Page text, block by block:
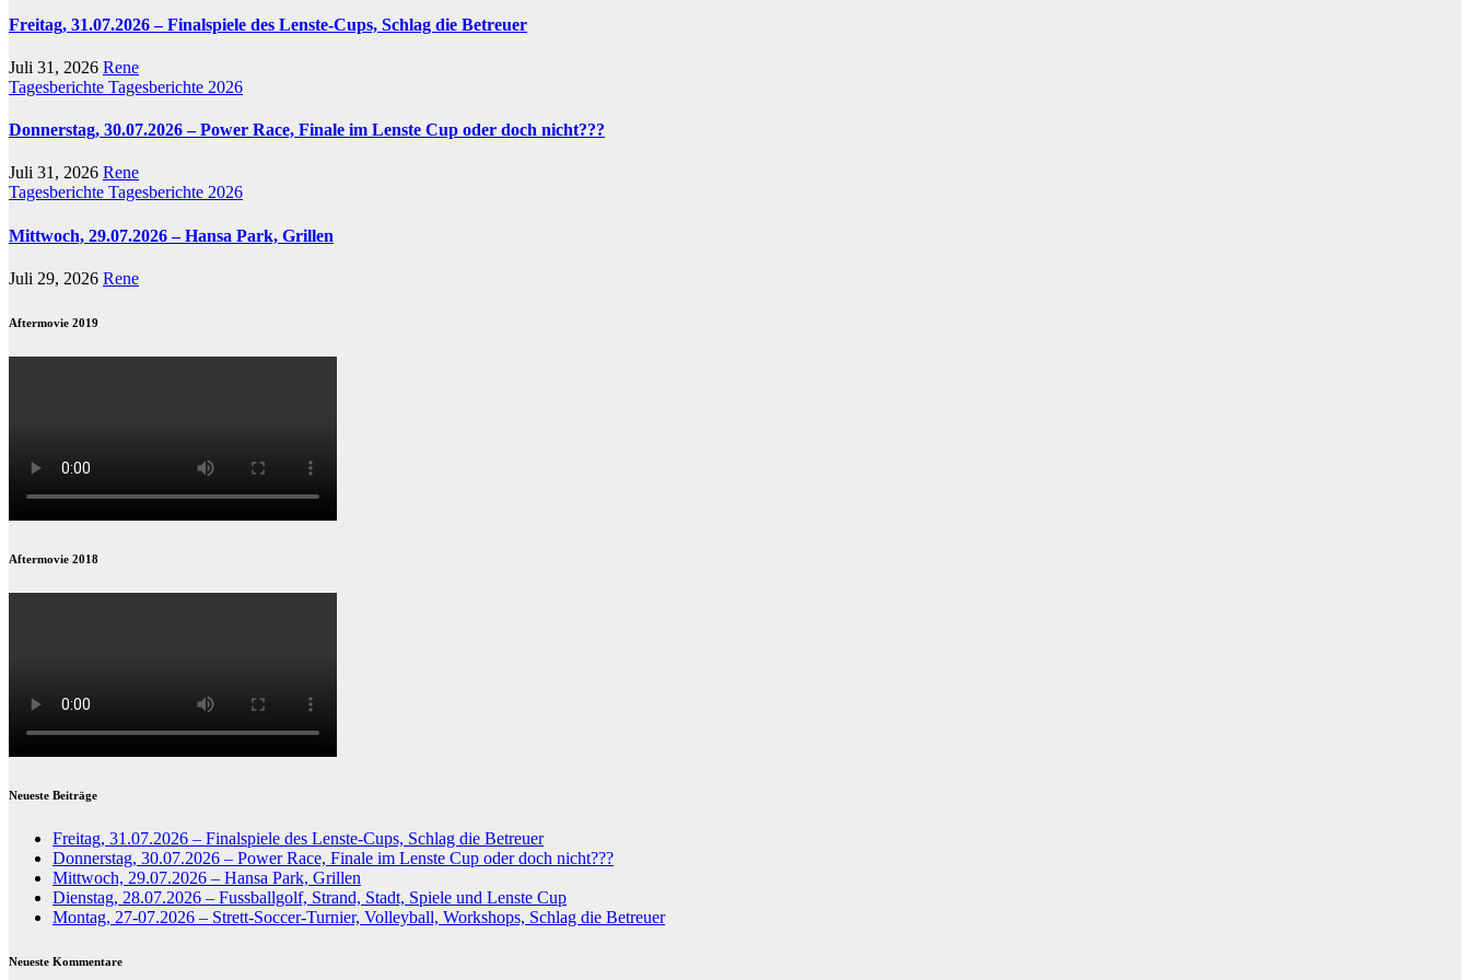
Freitag, 31.07.2026 – Finalspiele des Lenste-Cups, Schlag die Betreuer
Juli 31, 2026 Rene
Tagesberichte Tagesberichte 2026
Donnerstag, 30.07.2026 – Power Race, Finale im Lenste Cup oder doch nicht???
Juli 31, 2026 Rene
Tagesberichte Tagesberichte 2026
Mittwoch, 29.07.2026 – Hansa Park, Grillen
Juli 29, 2026 Rene
Aftermovie 2019
Aftermovie 2018
Neueste Beiträge
Freitag, 31.07.2026 – Finalspiele des Lenste-Cups, Schlag die Betreuer
Donnerstag, 30.07.2026 – Power Race, Finale im Lenste Cup oder doch nicht???
Mittwoch, 29.07.2026 – Hansa Park, Grillen
Dienstag, 28.07.2026 – Fussballgolf, Strand, Stadt, Spiele und Lenste Cup
Montag, 27-07.2026 – Strett-Soccer-Turnier, Volleyball, Workshops, Schlag die Betreuer
Neueste Kommentare